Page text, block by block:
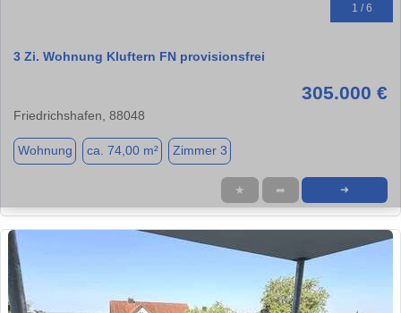
1 / 6
3 Zi. Wohnung Kluftern FN provisionsfrei
305.000 €
Friedrichshafen, 88048
Wohnung ca. 74,00 m² Zimmer 3
★ ➦ ➜